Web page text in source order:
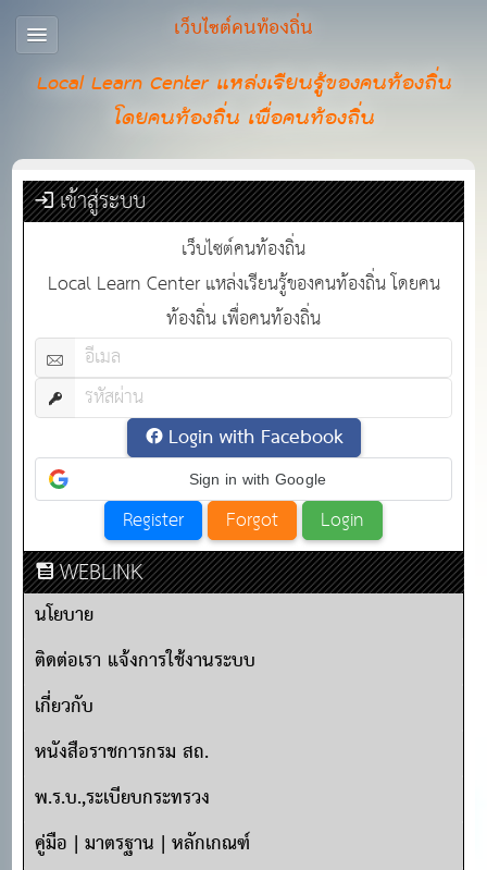
เว็บไซต์คนท้องถิ่น
Local Learn Center แหล่งเรียนรู้ของคนท้องถิ่น
โดยคนท้องถิ่น เพื่อคนท้องถิ่น
เข้าสู่ระบบ
เว็บไซต์คนท้องถิ่น
Local Learn Center แหล่งเรียนรู้ของคนท้องถิ่น โดยคน
ท้องถิ่น เพื่อคนท้องถิ่น
Login with Facebook
Sign in with Google
WEBLINK
นโยบาย
ติดต่อเรา แจ้งการใช้งานระบบ
เกี่ยวกับ
หนังสือราชการกรม สถ.
พ.ร.บ.,ระเบียบกระทรวง
คู่มือ | มาตรฐาน | หลักเกณฑ์